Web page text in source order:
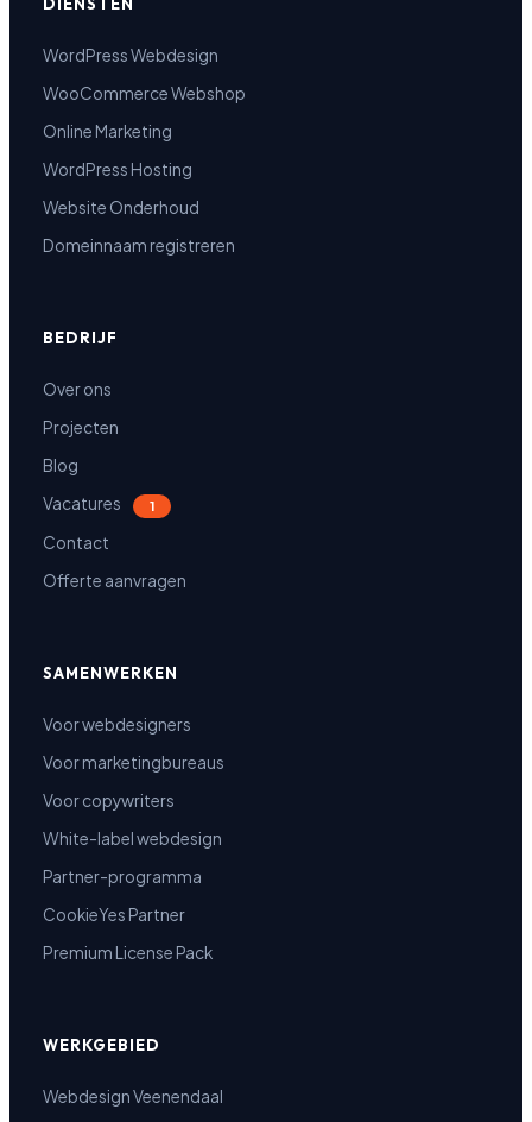
DIENSTEN
WordPress Webdesign
WooCommerce Webshop
Online Marketing
WordPress Hosting
Website Onderhoud
Domeinnaam registreren
BEDRIJF
Over ons
Projecten
Blog
Vacatures
1
Contact
Offerte aanvragen
SAMENWERKEN
Voor webdesigners
Voor marketingbureaus
Voor copywriters
White-label webdesign
Partner-programma
CookieYes Partner
Premium License Pack
WERKGEBIED
Webdesign Veenendaal